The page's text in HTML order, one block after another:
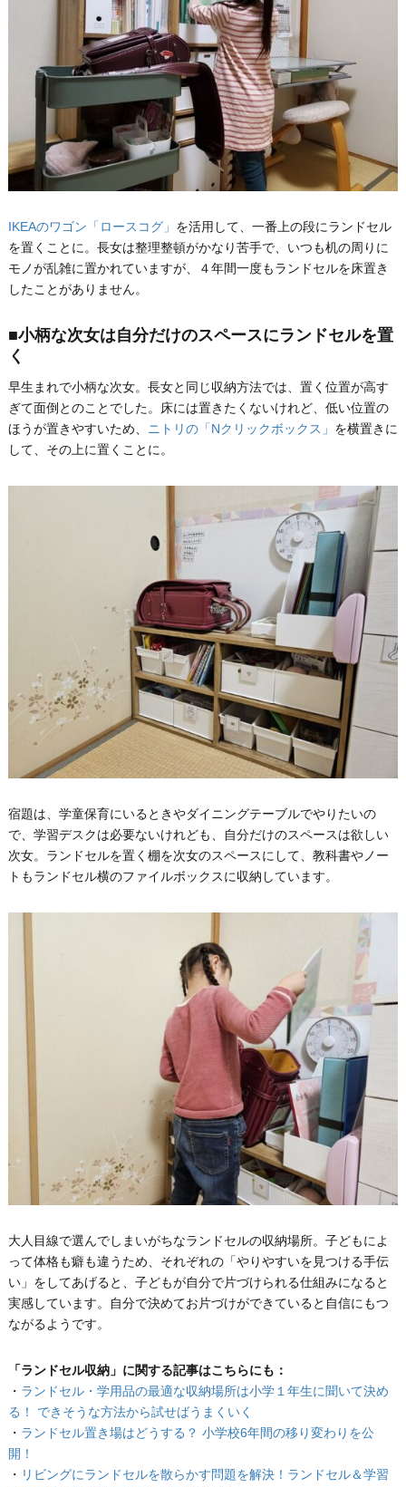
IKEAのワゴン「ロースコグ」 を活用して、一番上の段にランドセル
を置くことに。長女は整理整頓がかなり苦手で、いつも机の周りに
モノが乱雑に置かれていますが、４年間一度もランドセルを床置き
したことがありません。
■小柄な次女は自分だけのスペースにランドセルを置
く
早生まれで小柄な次女。長女と同じ収納方法では、置く位置が高す
ぎて面倒とのことでした。床には置きたくないけれど、低い位置の
ほうが置きやすいため、 ニトリの「Nクリックボックス」 を横置きに
して、その上に置くことに。
宿題は、学童保育にいるときやダイニングテーブルでやりたいの
で、学習デスクは必要ないけれども、自分だけのスペースは欲しい
次女。ランドセルを置く棚を次女のスペースにして、教科書やノー
トもランドセル横のファイルボックスに収納しています。
大人目線で選んでしまいがちなランドセルの収納場所。子どもによ
って体格も癖も違うため、それぞれの「やりやすいを見つける手伝
い」をしてあげると、子どもが自分で片づけられる仕組みになると
実感しています。自分で決めてお片づけができていると自信にもつ
ながるようです。
「ランドセル収納」に関する記事はこちらにも：
・ ランドセル・学用品の最適な収納場所は小学１年生に聞いて決め
る！ できそうな方法から試せばうまくいく
・ ランドセル置き場はどうする？ 小学校6年間の移り変わりを公
開！
・ リビングにランドセルを散らかす問題を解決！ランドセル＆学習